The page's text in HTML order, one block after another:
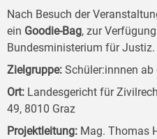
Nach Besuch der
ein Goodie-Bag, zur
Bundesministerium für Justiz.
Zielgruppe: Schüler:innnen
Ort: Landesgericht für
49, 8010 Graz
Projektleitung: Mag. Thomas